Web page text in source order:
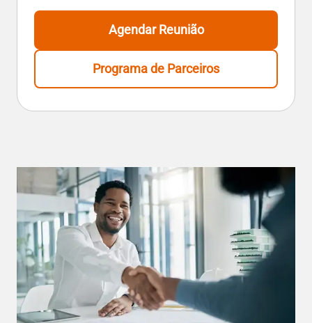
Agendar Reunião
Programa de Parceiros